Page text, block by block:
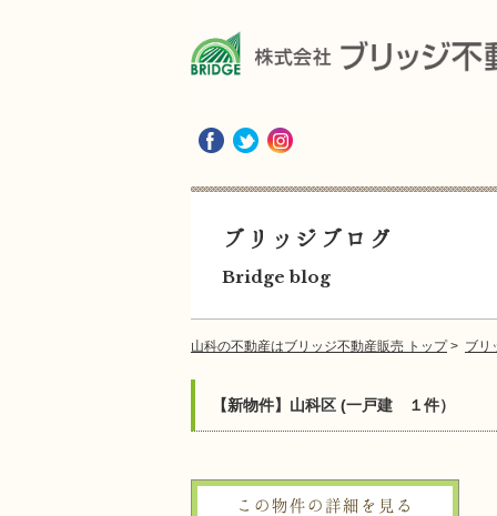
ブリッジブログ
Bridge blog
山科の不動産はブリッジ不動産販売 トップ> ブリ
【新物件】山科区 (一戸建 １件）
この物件の詳細を見る